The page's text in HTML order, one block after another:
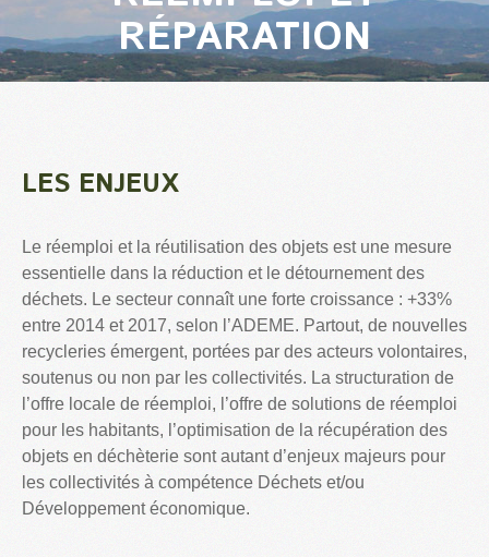
RÉPARATION
LES ENJEUX
Le réemploi et la réutilisation des objets est une mesure
essentielle dans la réduction et le détournement des
déchets. Le secteur connaît une forte croissance : +33%
entre 2014 et 2017, selon l’ADEME. Partout, de nouvelles
recycleries émergent, portées par des acteurs volontaires,
soutenus ou non par les collectivités. La structuration de
l’offre locale de réemploi, l’offre de solutions de réemploi
pour les habitants, l’optimisation de la récupération des
objets en déchèterie sont autant d’enjeux majeurs pour
les collectivités à compétence Déchets et/ou
Développement économique.